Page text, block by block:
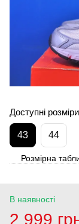
Доступні розміри
43 44
Розмірна
В наявності
2 999